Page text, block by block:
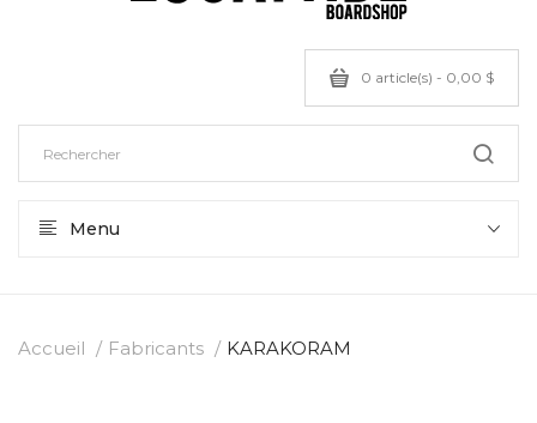
0 article(s) - 0,00 $
Menu
Accueil Fabricants KARAKORAM